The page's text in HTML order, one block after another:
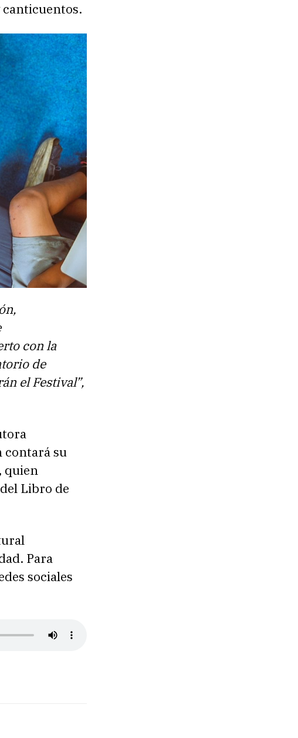
con la
de
el Festival”,
contará su
quien
Libro de
Para
sociales